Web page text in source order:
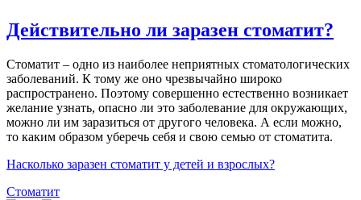
Действительно ли заразен стоматит?
Стоматит – одно из наиболее неприятных стоматологических
заболеваний. К тому же оно чрезвычайно широко
распространено. Поэтому совершенно естественно возникает
желание узнать, опасно ли это заболевание для окружающих,
можно ли им заразиться от другого человека. А если можно,
то каким образом уберечь себя и свою семью от стоматита.
Насколько заразен стоматит у детей и взрослых?
Стоматит